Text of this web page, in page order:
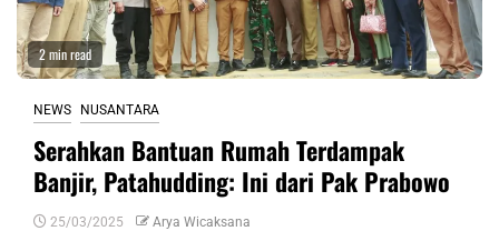
2 min read
NEWS NUSANTARA
Serahkan Bantuan Rumah Terdampak
Banjir, Patahudding: Ini dari Pak Prabowo
25/03/2025 Arya Wicaksana